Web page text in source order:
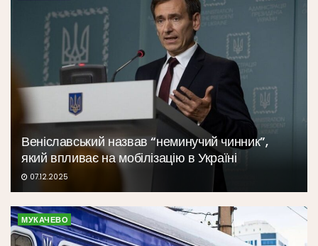
Веніславський назвав “неминучий чинник”,
який впливає на мобілізацію в Україні
07.12.2025
МУКАЧЕВО